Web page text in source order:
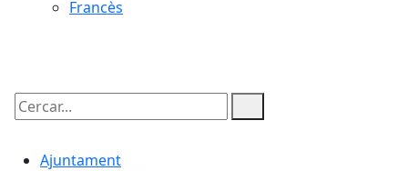
Francès
Cercar:
Ajuntament